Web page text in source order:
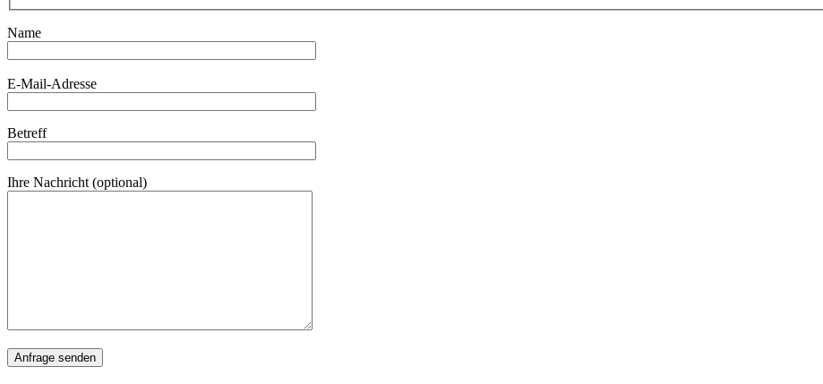
Name
E-Mail-Adresse
Betreff
Ihre Nachricht (optional)